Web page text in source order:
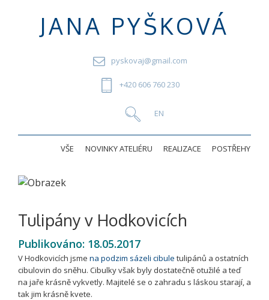
JANA PYŠKOVÁ
pyskovaj@gmail.com
+420 606 760 230
VŠE NOVINKY ATELIÉRU REALIZACE POSTŘEHY
Tulipány v Hodkovicích
Publikováno: 18.05.2017
V Hodkovicích jsme na podzim sázeli cibule tulipánů a ostatních
cibulovin do sněhu. Cibulky však byly dostatečně otužilé a teď
na jaře krásně vykvetly. Majitelé se o zahradu s láskou starají, a
tak jim krásně kvete.